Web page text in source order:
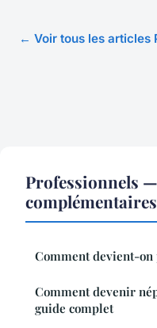
← Voir tous les articles
Professionnels
complémentaires
Comment devient-on
Comment devenir
guide complet